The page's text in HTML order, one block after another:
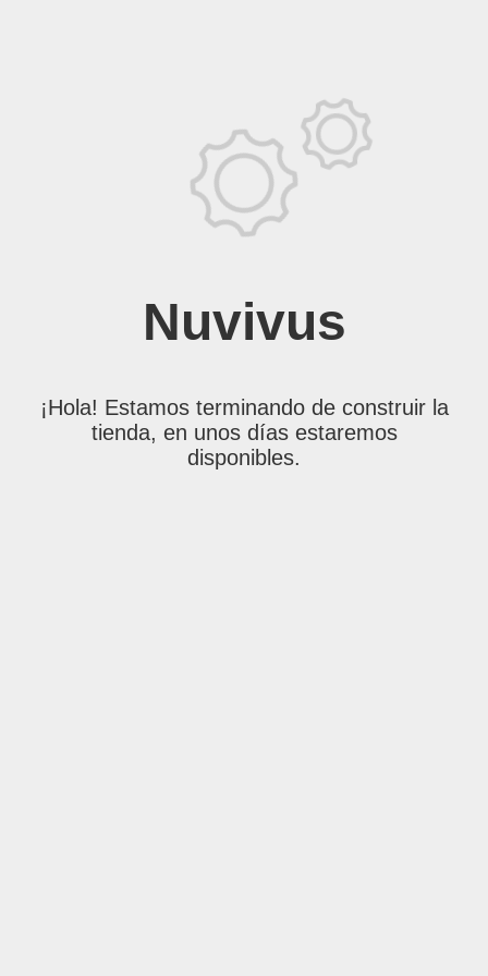
Nuvivus
¡Hola! Estamos terminando de construir la
tienda, en unos días estaremos
disponibles.